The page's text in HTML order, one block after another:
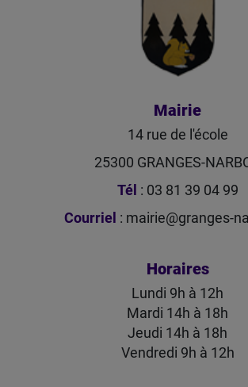
Mairie
14 rue de l'école
25300 GRANGES-
Tél : 03 81 39 04 99
Courriel : mairie@granges-
Horaires
Lundi 9h à 12h
Mardi 14h à 18h
Jeudi 14h à 18h
Vendredi 9h à 12h